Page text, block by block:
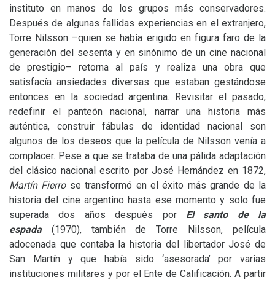
instituto en manos de los grupos más conservadores.
Después de algunas fallidas experiencias en el extranjero,
Torre Nilsson –quien se había erigido en figura faro de la
generación del sesenta y en sinónimo de un cine nacional
de prestigio– retorna al país y realiza una obra que
satisfacía ansiedades diversas que estaban gestándose
entonces en la sociedad argentina. Revisitar el pasado,
redefinir el panteón nacional, narrar una historia más
auténtica, construir fábulas de identidad nacional son
algunos de los deseos que la película de Nilsson venía a
complacer. Pese a que se trataba de una pálida adaptación
del clásico nacional escrito por José Hernández en 1872,
Martín Fierro se transformó en el éxito más grande de la
historia del cine argentino hasta ese momento y solo fue
superada dos años después por El santo de la
espada(1970), también de Torre Nilsson, película
adocenada que contaba la historia del libertador José de
San Martín y que había sido ‘asesorada’ por varias
instituciones militares y por el Ente de Calificación. A partir